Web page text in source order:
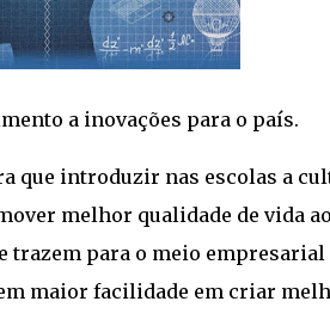
a inovações para o país.
que introduzir nas escolas a
melhor qualidade de vida
para o meio
maior facilidade em criar